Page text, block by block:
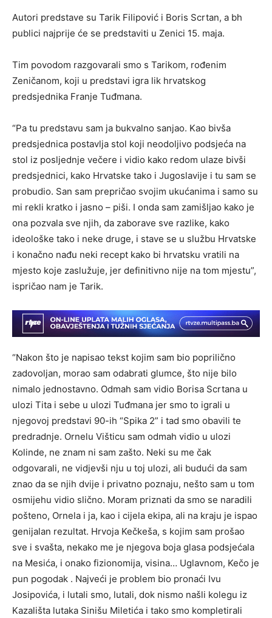
Autori predstave su Tarik Filipović i Boris Scrtan, a bh
publici najprije će se predstaviti u Zenici 15. maja.
Tim povodom razgovarali smo s Tarikom, rođenim
Zeničanom, koji u predstavi igra lik hrvatskog
predsjednika Franje Tuđmana.
“Pa tu predstavu sam ja bukvalno sanjao. Kao bivša
predsjednica postavlja stol koji neodoljivo podsjeća na
stol iz posljednje večere i vidio kako redom ulaze bivši
predsjednici, kako Hrvatske tako i Jugoslavije i tu sam se
probudio. San sam prepričao svojim ukućanima i samo su
mi rekli kratko i jasno – piši. I onda sam zamišljao kako je
ona pozvala sve njih, da zaborave sve razlike, kako
ideološke tako i neke druge, i stave se u službu Hrvatske
i konačno nađu neki recept kako bi hrvatsku vratili na
mjesto koje zaslužuje, jer definitivno nije na tom mjestu”,
ispričao nam je Tarik.
“Nakon što je napisao tekst kojim sam bio poprilično
zadovoljan, morao sam odabrati glumce, što nije bilo
nimalo jednostavno. Odmah sam vidio Borisa Scrtana u
ulozi Tita i sebe u ulozi Tuđmana jer smo to igrali u
njegovoj predstavi 90-ih “Spika 2” i tad smo obavili te
predradnje. Ornelu Višticu sam odmah vidio u ulozi
Kolinde, ne znam ni sam zašto. Neki su me čak
odgovarali, ne vidjevši nju u toj ulozi, ali budući da sam
znao da se njih dvije i privatno poznaju, nešto sam u tom
osmijehu vidio slično. Moram priznati da smo se naradili
pošteno, Ornela i ja, kao i cijela ekipa, ali na kraju je ispao
genijalan rezultat. Hrvoja Kečkeša, s kojim sam prošao
sve i svašta, nekako me je njegova boja glasa podsjećala
na Mesića, i onako fizionomija, visina… Uglavnom, Kečo je
pun pogodak . Najveći je problem bio pronaći Ivu
Josipovića, i lutali smo, lutali, dok nismo našli kolegu iz
Kazališta lutaka Sinišu Miletića i tako smo kompletirali